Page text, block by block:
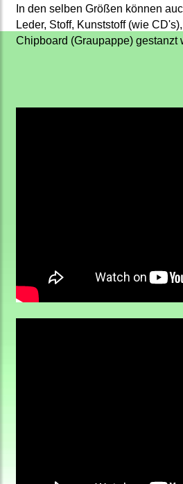
In den selben Größen können
Leder, Stoff, Kunststoff (wie
Chipboard (Graupappe) gestanzt